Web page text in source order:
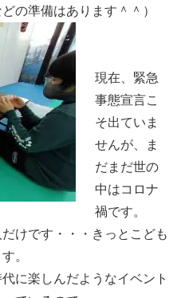
の準備はあります＾＾）
現在、緊急
事態宣言こ
そ出ていま
せんが、ま
だまだ世の
中はコロナ
禍です。
けです・・・きっとこども
。
に楽しんだようなイベント